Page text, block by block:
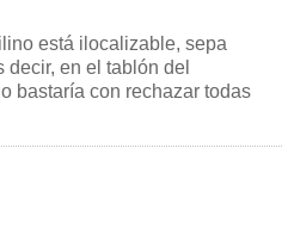
está ilocalizable, sepa
en el tablón del
bastaría con rechazar todas